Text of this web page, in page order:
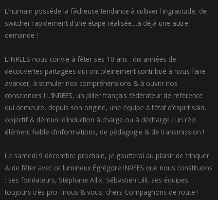
L’humain possède la fâcheuse tendance à cultiver l’ingratitude, de
switcher rapidement d’une étape réalisée…à déjà une autre
demande !
L’INREES nous convie à fêter ses 10 ans : dix années de
découvertes partagées qui ont pleinement contribué à nous faire
avancer, à stimuler nos compréhensions & à ouvrir nos
consciences ! L’INREES, un pilier français fédérateur de référence
qui demeure, depuis son origine, une équipe à l’état d’esprit sain,
objectif & démuni d’induction à charge ou à décharge : un réel
élément fiable d’informations, de pédagogie & de transmission !
Le samedi 9 décembre prochain, je goutterai au plaisir de trinquer
& de fêter avec ce lumineux Égrégore INREES que nous constituons
: ses fondateurs, Stéphane Allix, Sébastien Lilli, ses équipes
toujours très pro…nous & vous, chers Compagnons de route !